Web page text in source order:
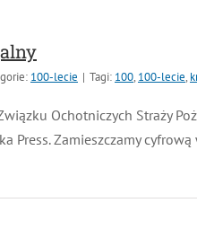
100-lecie | Tagi:100,100-lecie,
Ochotniczych Straży
Press. Zamieszczamy